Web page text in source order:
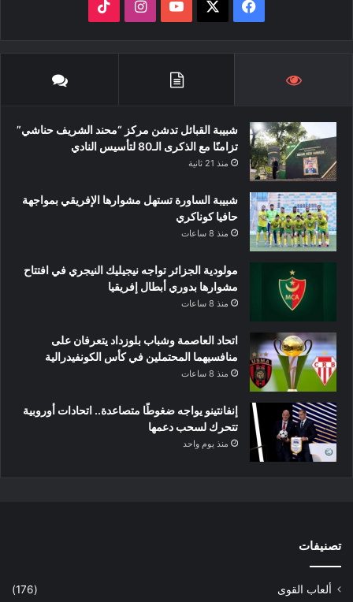
فيسبوك ‫YouTubeانستقرام
شبيبة القبائل تدشن مركز “محند الشريف حناشي”
تزامنًا مع الذكرى الـ80 لتأسيس النادي
منذ 21 ثانية
شبيبة الساورة تستهل مشوارها الإفريقي بمواجهة
حافيا كوناكري
منذ 8 ساعات
مولودية الجزائر تواجه نيجيليك النيجري في افتتاح
مشوارها بدوري أبطال إفريقيا
منذ 8 ساعات
اتحاد العاصمة وشباب بلوزداد يتعرفان على
منافسيهما المحتملين في كأس الكونفيدرالية
منذ 8 ساعات
إنفانتينو يواجه ضغوطًا متصاعدة.. اتحادات أوروبية
تتحرك لسحب دعمها
منذ يوم واحد
تصنيفات
ألعاب القوى
(176)